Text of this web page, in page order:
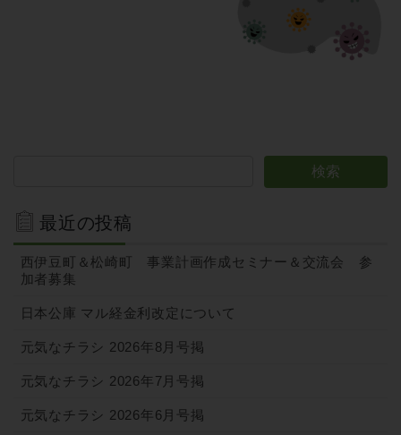
最近の投稿
西伊豆町＆松崎町 事業計画作成セミナー＆交流会 参
加者募集
日本公庫 マル経金利改定について
元気なチラシ 2026年8月号掲
元気なチラシ 2026年7月号掲
元気なチラシ 2026年6月号掲